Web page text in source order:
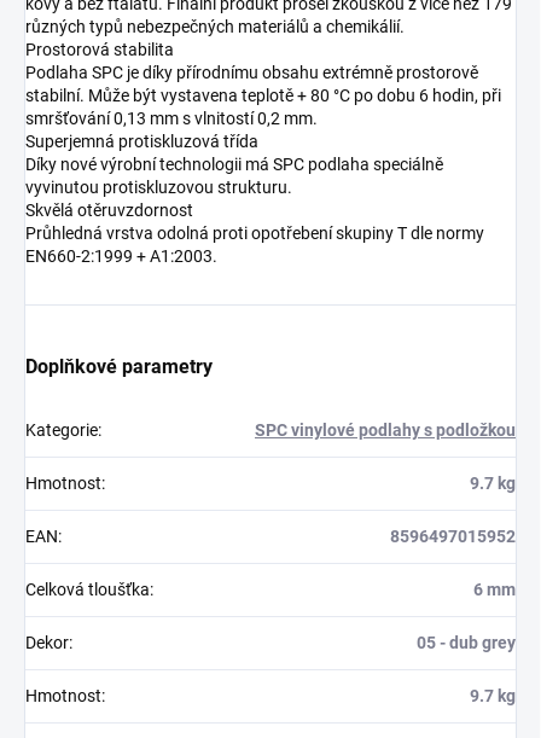
kovy a bez ftalátů. Finální produkt prošel zkouškou z více než 179
různých typů nebezpečných materiálů a chemikálií.
Prostorová stabilita
Podlaha SPC je díky přírodnímu obsahu extrémně prostorově
stabilní. Může být vystavena teplotě + 80 °C po dobu 6 hodin, při
smršťování 0,13 mm s vlnitostí 0,2 mm.
Superjemná protiskluzová třída
Díky nové výrobní technologii má SPC podlaha speciálně
vyvinutou protiskluzovou strukturu.
Skvělá otěruvzdornost
Průhledná vrstva odolná proti opotřebení skupiny T dle normy
EN660-2:1999 + A1:2003.
Doplňkové parametry
Kategorie: SPC vinylové podlahy s podložkou
Hmotnost: 9.7 kg
EAN: 8596497015952
Celková tloušťka: 6 mm
Dekor: 05 - dub grey
Hmotnost: 9.7 kg